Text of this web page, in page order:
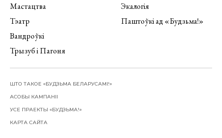
Мастацтва
Тэатр
Вандроўкі
Трызуб і Пагоня
Экалогія
Паштоўкі ад «Будзьма!»
ШТО ТАКОЕ «БУДЗЬМА БЕЛАРУСАМІ!»
АСОБЫ КАМПАНІІ
УСЕ ПРАЕКТЫ «БУДЗЬМА!»
КАРТА САЙТА